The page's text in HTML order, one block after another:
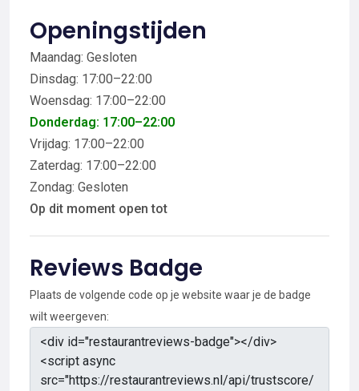
Openingstijden
Maandag: Gesloten
Dinsdag: 17:00–22:00
Woensdag: 17:00–22:00
Donderdag: 17:00–22:00
Vrijdag: 17:00–22:00
Zaterdag: 17:00–22:00
Zondag: Gesloten
Op dit moment open tot
Reviews Badge
Plaats de volgende code op je website waar je de badge
wilt weergeven: